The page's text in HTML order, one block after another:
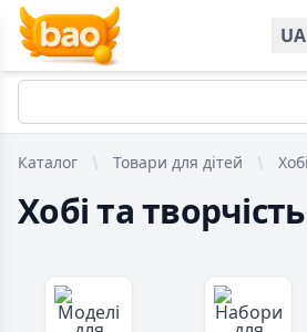
UA
Каталог Товари для дітей
Хобі та творчість